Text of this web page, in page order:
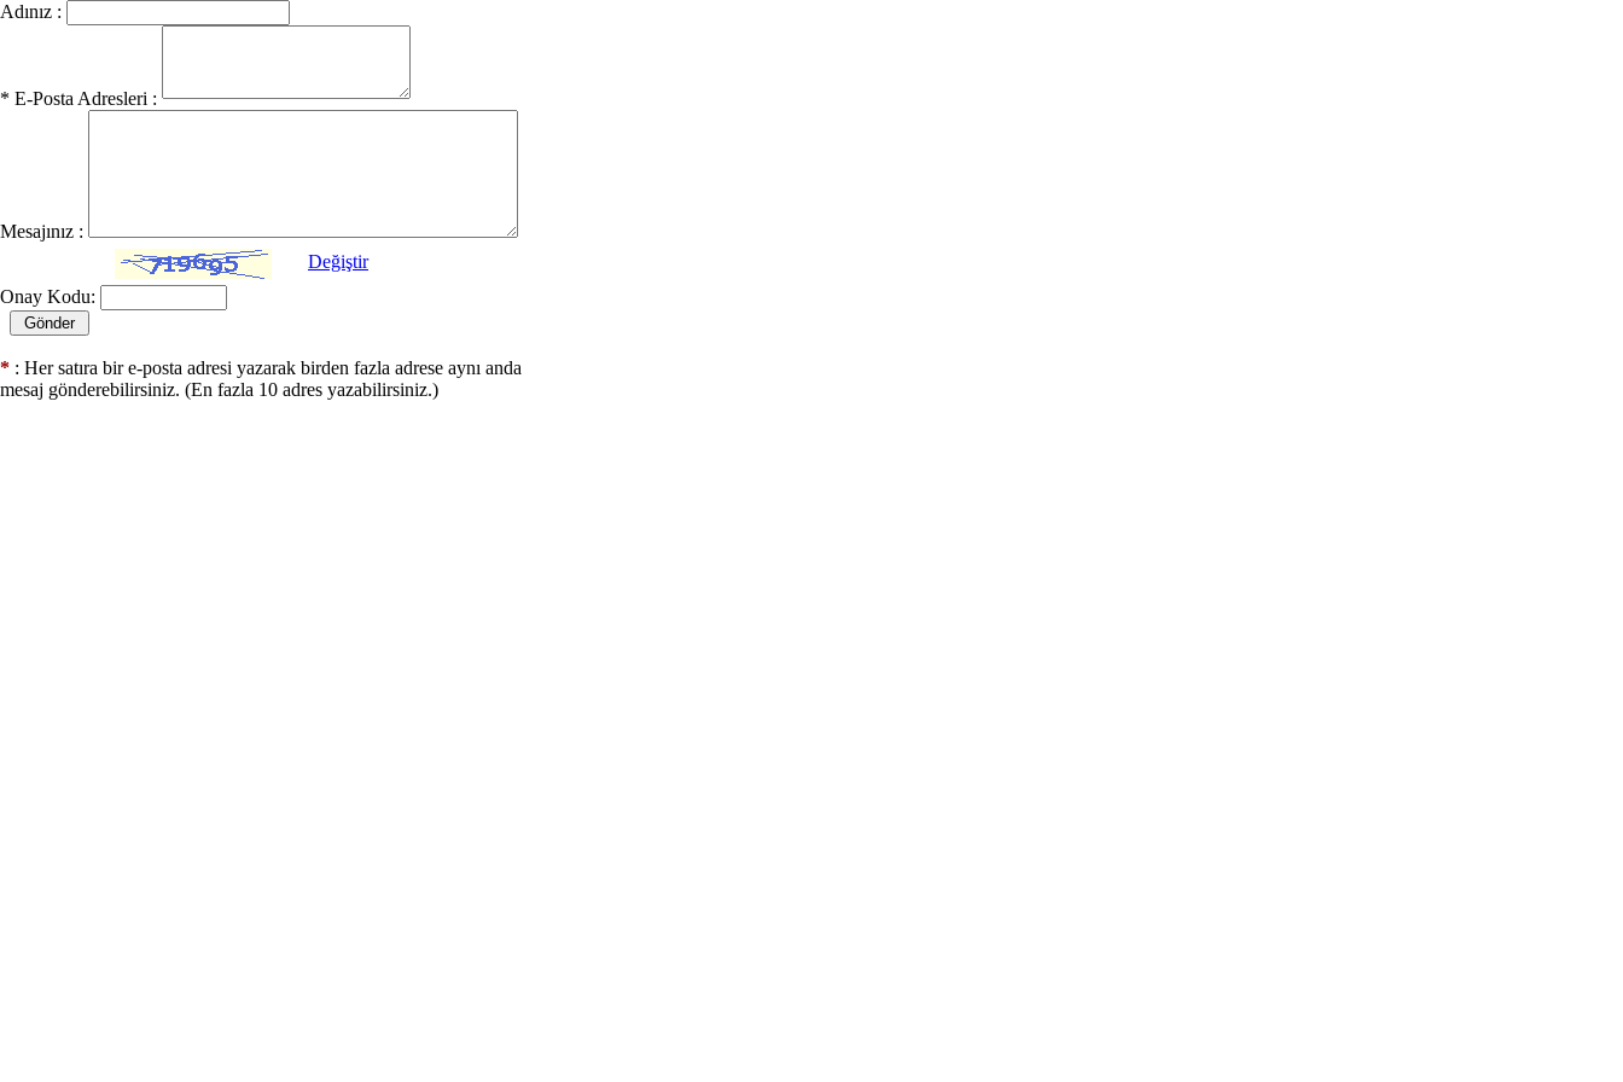
Adınız :
* E-Posta Adresleri :
Mesajınız :
Değiştir
Onay Kodu:
* : Her satıra bir e-posta adresi yazarak birden fazla adrese aynı anda
mesaj gönderebilirsiniz. (En fazla 10 adres yazabilirsiniz.)